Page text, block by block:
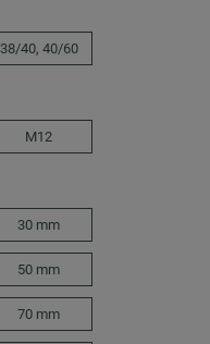
38/40, 40/60
M12
30 mm
50 mm
70 mm